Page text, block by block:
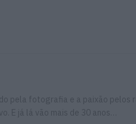
pela fotografia e a paixão pelos
E já lá vão mais de 30 anos…